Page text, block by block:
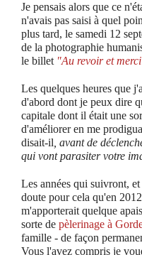
Je pensais alors que ce
n'avais pas saisi à quel
plus tard, le samedi 12
de la photographie
le billet "Au revoir et
Les quelques heures que
d'abord dont je peux dire
capitale dont il était une
d'améliorer en me
disait-il , avant de
qui vont parasiter votre
Les années qui suivront,
doute pour cela qu'en 2012
m'apporterait quelque
sorte de pèlerinage à
famille - de façon
Vous l'avez compris je